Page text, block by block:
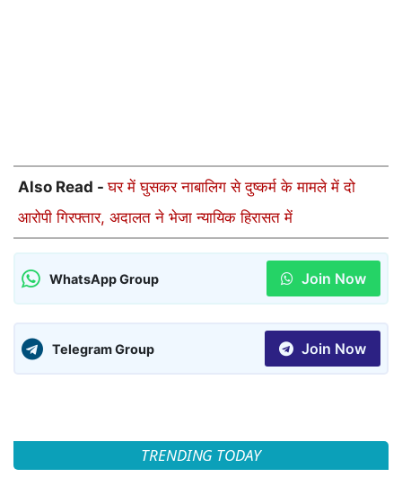
Also Read -घर में घुसकर नाबालिग से दुष्कर्म के मामले में दो
आरोपी गिरफ्तार, अदालत ने भेजा न्यायिक हिरासत में
WhatsApp Group Join Now
Telegram Group Join Now
TRENDING TODAY